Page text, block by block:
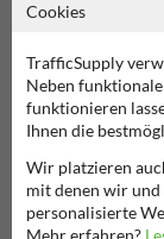
Warnschilder
Cookies
TrafficSupply
Neben
funktionieren
Ihnen die
Wir platzieren
mit denen wir
personalisierte
Mehr erfahren?